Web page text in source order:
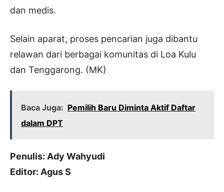
dan medis.
Selain aparat, proses pencarian juga dibantu
relawan dari berbagai komunitas di Loa Kulu
dan Tenggarong. (MK)
Baca Juga: Pemilih Baru Diminta Aktif Daftar
dalam DPT
Penulis: Ady Wahyudi
Editor: Agus S